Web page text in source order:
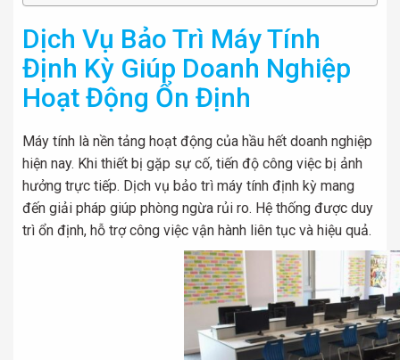
Dịch Vụ Bảo Trì Máy Tính
Định Kỳ Giúp Doanh Nghiệp
Hoạt Động Ổn Định
Máy tính là nền tảng hoạt động của hầu hết doanh nghiệp
hiện nay. Khi thiết bị gặp sự cố, tiến độ công việc bị ảnh
hưởng trực tiếp. Dịch vụ bảo trì máy tính định kỳ mang
đến giải pháp giúp phòng ngừa rủi ro. Hệ thống được duy
trì ổn định, hỗ trợ công việc vận hành liên tục và hiệu quả.